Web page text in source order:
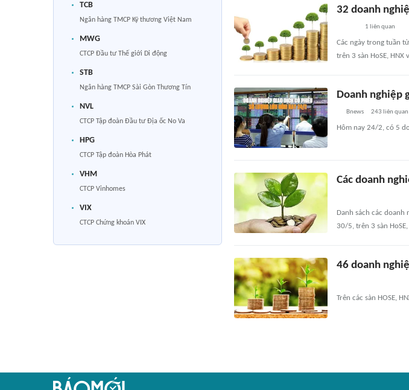
TCB
Ngân hàng TMCP Kỹ thương Việt Nam
MWG
CTCP Đầu tư Thế giới Di động
STB
Ngân hàng TMCP Sài Gòn Thương Tín
NVL
CTCP Tập đoàn Đầu tư Địa ốc No Va
HPG
CTCP Tập đoàn Hòa Phát
VHM
CTCP Vinhomes
VIX
CTCP Chứng khoán VIX
32 doanh
1 liên quan
Các ngày trong tuần
trên 3 sàn HoSE, HNX
Doanh nghiệp
Bnews 243 liên quan
Hôm nay 24/2, có 5
Các doanh
Danh sách các
30/5, trên 3 sàn
46 doanh
Trên các sàn HOSE,